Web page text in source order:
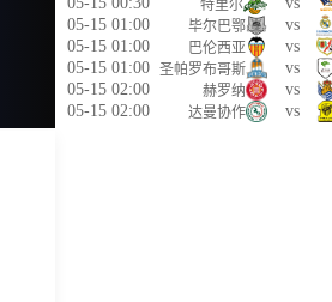
特里尔
05-15 01:00 毕尔巴鄂 vs
05-15 01:00 巴伦西亚 vs
05-15 01:00 圣帕罗布哥斯 vs
05-15 02:00 赫罗纳 vs
05-15 02:00 达曼协作 vs